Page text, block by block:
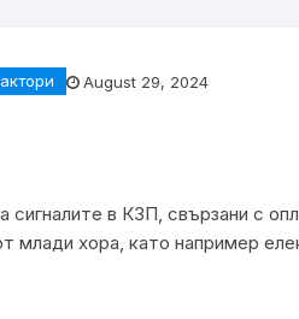
August 29, 2024
сигналите в КЗП, свързани с
млади хора, като например